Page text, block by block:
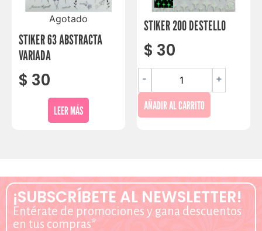
Agotado
STIKER 63 ABSTRACTA
VARIADA
$ 30
LEER MÁS
STIKER 200 DESTELLO
$ 30
- +
AÑADIR AL CARRITO
¡SUBSCRÍBETE AL NEWSLETTER!
Entérate de promociones y gana descuentos
en tus compras*